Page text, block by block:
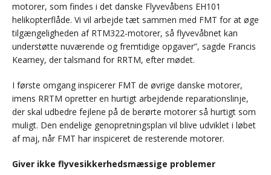
motorer, som findes i det danske Flyvevåbens EH101
helikopterflåde. Vi vil arbejde tæt sammen med FMT for at øge
tilgængeligheden af RTM322-motorer, så flyvevåbnet kan
understøtte nuværende og fremtidige opgaver”, sagde Francis
Kearney, der talsmand for RRTM, efter mødet.
I første omgang inspicerer FMT de øvrige danske motorer,
imens RRTM opretter en hurtigt arbejdende reparationslinje,
der skal udbedre fejlene på de berørte motorer så hurtigt som
muligt. Den endelige genopretningsplan vil blive udviklet i løbet
af maj, når FMT har inspiceret de resterende motorer.
Giver ikke flyvesikkerhedsmæssige problemer